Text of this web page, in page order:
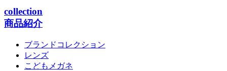
collection
商品紹介
ブランドコレクション
レンズ
こどもメガネ